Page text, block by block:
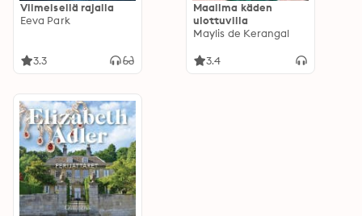
Viimeisellä rajalla
Eeva Park
3.3
Maailma käden
ulottuvilla
Maylis de Kerangal
3.4